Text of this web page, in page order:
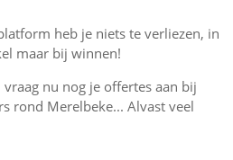
heb je niets te verliezen, in
maar bij winnen!
nu nog je offertes aan bij
rond Merelbeke... Alvast veel